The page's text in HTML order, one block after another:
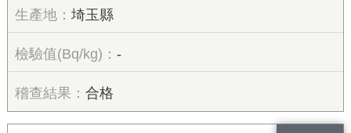
埼玉縣
-
合格